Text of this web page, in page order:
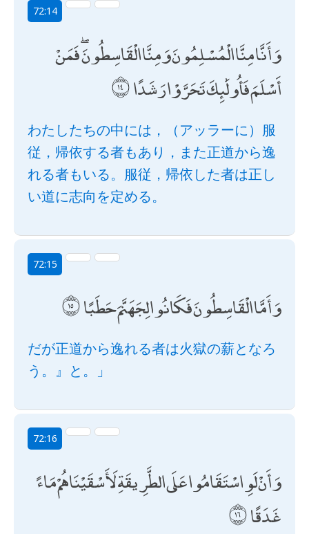
72:14
وَأَنَّا مِنَّا الْمُسْلِمُونَ وَمِنَّا الْقَاسِطُونَ ۖ فَمَنْ
أَسْلَمَ فَأُولَٰئِكَ تَحَرَّوْا رَشَدًا
わたしたちの中には，（アッラーに）服
従，帰依する者もあり，また正道から逸
れる者もいる。服従，帰依した者は正し
い道に志向を定める。
72:15
وَأَمَّا الْقَاسِطُونَ فَكَانُوا لِجَهَنَّمَ حَطَبًا
だが正道から逸れる者は火獄の薪となろ
う。』と。」
72:16
وَأَنْ لَوِ اسْتَقَامُوا عَلَى الطَّرِيقَةِ لَأَسْقَيْنَاهُمْ مَاءً
غَدَقًا